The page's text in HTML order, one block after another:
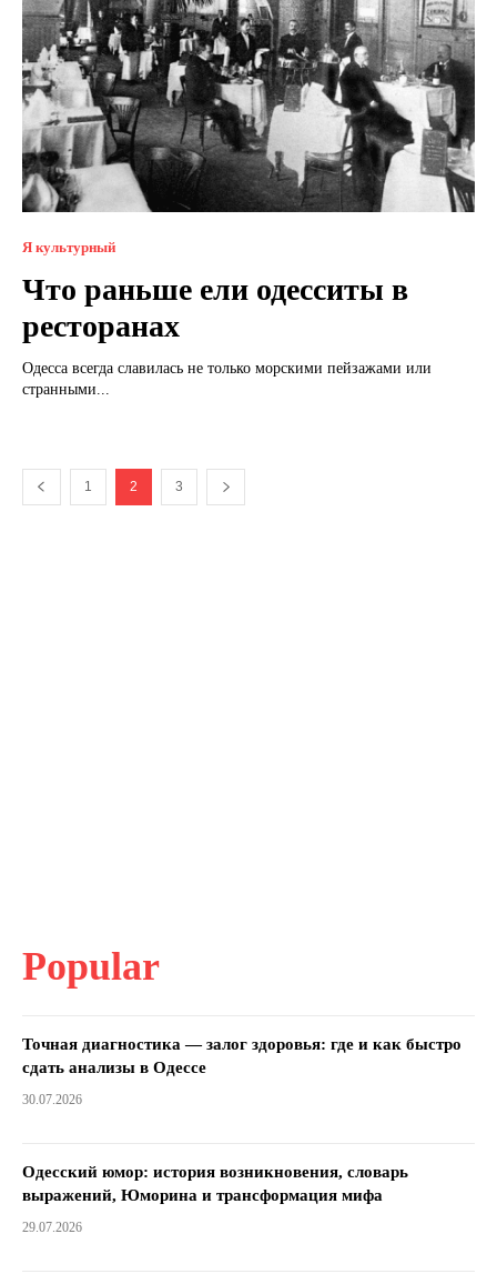
Я культурный
Что раньше ели одесситы в
ресторанах
Одесса всегда славилась не только морскими пейзажами или
странными...
1 2 3
Popular
Точная диагностика — залог здоровья: где и как быстро
сдать анализы в Одессе
30.07.2026
Одесский юмор: история возникновения, словарь
выражений, Юморина и трансформация мифа
29.07.2026